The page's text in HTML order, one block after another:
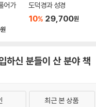
어가
원
도덕경과 성경
10% 29,700원
하신 분들이 산 분야 책
최근 본 상품